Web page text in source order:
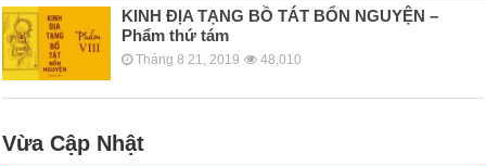
KINH ÐỊA TẠNG BỒ TÁT BỔN NGUYỆN –
Phẩm thứ tám
Tháng 8 21, 2019 48,010
Vừa Cập Nhật